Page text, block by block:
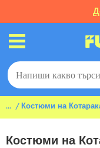
... Костюми на
Костюми на